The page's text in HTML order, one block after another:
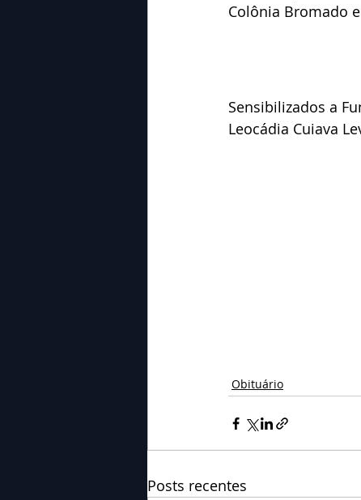
Colônia Bromado
Sensibilizados a
Leocádia Cuiava
Obituário
Posts recentes